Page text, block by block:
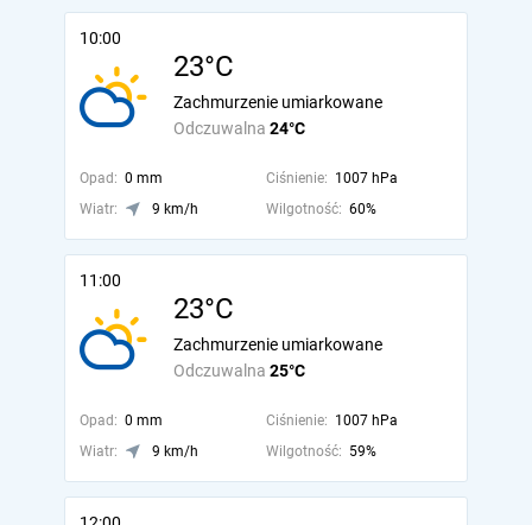
10:00
23°C
Odczuwalna 24°C
Zachmurzenie umiarkowane
Opad: 0 mm Ciśnienie: 1007 hPa
Wiatr:
9 km/h Wilgotność: 60%
11:00
23°C
Odczuwalna 25°C
Zachmurzenie umiarkowane
Opad: 0 mm Ciśnienie: 1007 hPa
Wiatr:
9 km/h Wilgotność: 59%